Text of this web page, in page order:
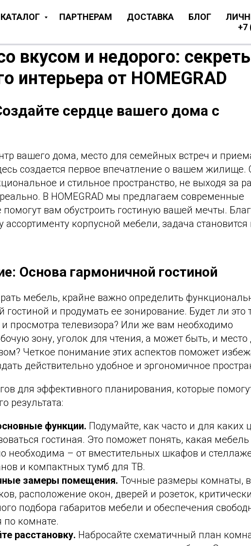
КАТАЛОГ ПАРТНЕРАМ ДОСТАВКА БЛОГ
+7
вкусом и недорого:
интерьера от HOMEGRAD
сердце вашего дома с
вашего дома, место для семейных встреч и
создается первое впечатление о вашем жилище.
и стильное пространство, не выходя за
В HOMEGRAD мы предлагаем современные
вам обустроить гостиную вашей мечты.
корпусной мебели, задача становится
Основа гармоничной гостиной
мебель, крайне важно определить
и продумать ее зонирование. Будет ли это
просмотра телевизора? Или же вам необходимо
зону, уголок для чтения, а может быть, и место
Четкое понимание этих аспектов поможет
действительно удобное и эргономичное
для эффективного планирования, которые
результата:
функции. Подумайте, как часто и для каких
гостиная. Это поможет понять, какая
необходима – от вместительных шкафов и
и компактных тумб для ТВ.
замеры помещения. Точные размеры комнаты,
расположение окон, дверей и розеток,
подбора габаритов мебели и обеспечения
комнате.
расстановку. Набросайте схематичный план